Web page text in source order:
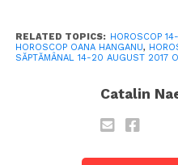
RELATED TOPICS: HOROSCOP
HOROSCOP OANA HANGANU,
SĂPTĂMÂNAL 14-20 AUGUST 2017
Catalin